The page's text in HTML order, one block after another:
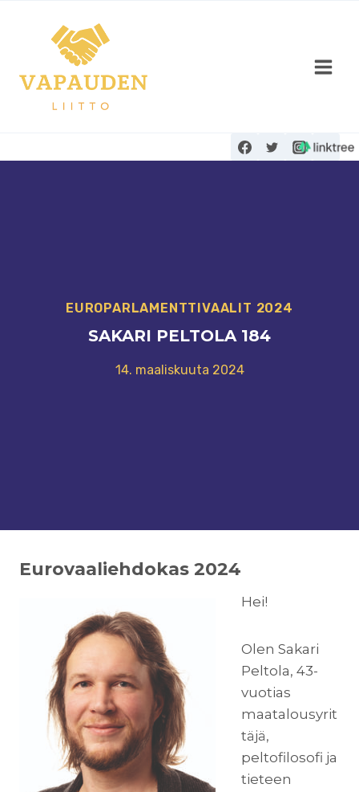
sisältöön
EUROPARLAMENTTIVAALIT 2024
SAKARI PELTOLA 184
14. maaliskuuta 2024
Eurovaaliehdokas 2024
Hei!
Olen Sakari
Peltola, 43-
vuotias
maatalousyrit
täjä,
peltofilosofi ja
tieteen